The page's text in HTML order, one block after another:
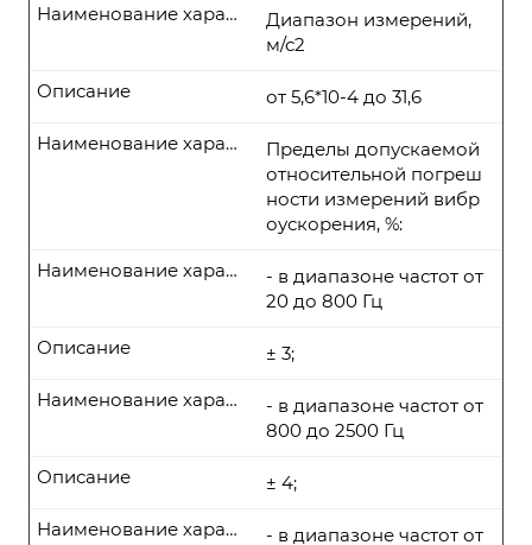
Диапазон измерений,
м/с2
Наименование характеристики
от 5,6*10-4 до 31,6
Описание
Пределы допускаемой
относительной погреш
ности измерений вибр
оускорения, %:
Наименование характеристики
- в диапазоне частот от
20 до 800 Гц
Наименование характеристики
± 3;
Описание
- в диапазоне частот от
800 до 2500 Гц
Наименование характеристики
± 4;
Описание
- в диапазоне частот от
Наименование характеристики